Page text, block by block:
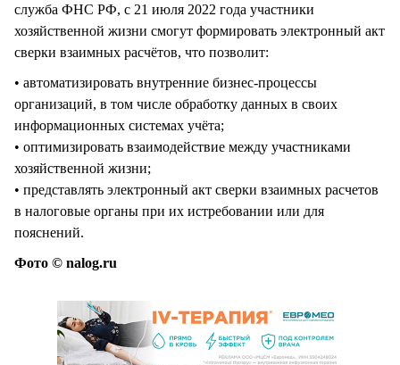
служба ФНС РФ, с 21 июля 2022 года участники
хозяйственной жизни смогут формировать электронный акт
сверки взаимных расчётов, что позволит:
• автоматизировать внутренние бизнес-процессы
организаций, в том числе обработку данных в своих
информационных системах учёта;
• оптимизировать взаимодействие между участниками
хозяйственной жизни;
• представлять электронный акт сверки взаимных расчетов
в налоговые органы при их истребовании или для
пояснений.
Фото © nalog.ru